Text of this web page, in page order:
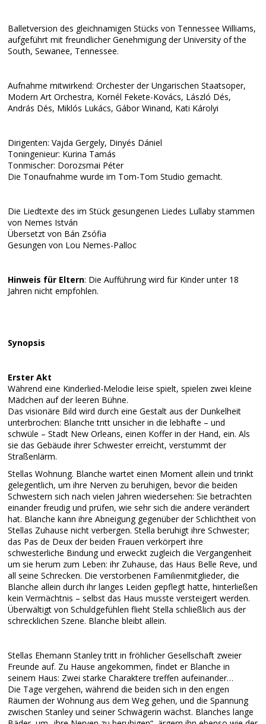
Balletversion des gleichnamigen Stücks von Tennessee Williams,
aufgeführt mit freundlicher Genehmigung der University of the
South, Sewanee, Tennessee.
Aufnahme mitwirkend: Orchester der Ungarischen Staatsoper,
Modern Art Orchestra, Kornél Fekete-Kovács, László Dés,
András Dés, Miklós Lukács, Gábor Winand, Kati Károlyi
Dirigenten: Vajda Gergely, Dinyés Dániel
Toningenieur: Kurina Tamás
Tonmischer: Dorozsmai Péter
Die Tonaufnahme wurde im Tom-Tom Studio gemacht.
Die Liedtexte des im Stück gesungenen Liedes Lullaby stammen
von Nemes István
Übersetzt von Bán Zsófia
Gesungen von Lou Nemes-Palloc
Hinweis für Eltern: Die Aufführung wird für Kinder unter 18
Jahren nicht empfohlen.
Synopsis
Erster Akt
Während eine Kinderlied-Melodie leise spielt, spielen zwei kleine
Mädchen auf der leeren Bühne.
Das visionäre Bild wird durch eine Gestalt aus der Dunkelheit
unterbrochen: Blanche tritt unsicher in die lebhafte – und
schwüle – Stadt New Orleans, einen Koffer in der Hand, ein. Als
sie das Gebäude ihrer Schwester erreicht, verstummt der
Straßenlärm.
Stellas Wohnung. Blanche wartet einen Moment allein und trinkt
gelegentlich, um ihre Nerven zu beruhigen, bevor die beiden
Schwestern sich nach vielen Jahren wiedersehen: Sie betrachten
einander freudig und prüfen, wie sehr sich die andere verändert
hat. Blanche kann ihre Abneigung gegenüber der Schlichtheit von
Stellas Zuhause nicht verbergen. Stella beruhigt ihre Schwester;
das Pas de Deux der beiden Frauen verkörpert ihre
schwesterliche Bindung und erweckt zugleich die Vergangenheit
um sie herum zum Leben: ihr Zuhause, das Haus Belle Reve, und
all seine Schrecken. Die verstorbenen Familienmitglieder, die
Blanche allein durch ihr langes Leiden gepflegt hatte, hinterließen
kein Vermächtnis – selbst das Haus musste versteigert werden.
Überwältigt von Schuldgefühlen flieht Stella schließlich aus der
schrecklichen Szene. Blanche bleibt allein.
Stellas Ehemann Stanley tritt in fröhlicher Gesellschaft zweier
Freunde auf. Zu Hause angekommen, findet er Blanche in
seinem Haus: Zwei starke Charaktere treffen aufeinander…
Die Tage vergehen, während die beiden sich in den engen
Räumen der Wohnung aus dem Weg gehen, und die Spannung
zwischen Stanley und seiner Schwägerin wächst. Blanches lange